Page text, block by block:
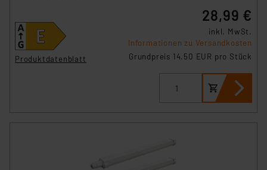
Produktdatenblatt
28,99 €
inkl. MwSt.
Informationen zu Versandkosten
Grundpreis 14.50 EUR pro Stück